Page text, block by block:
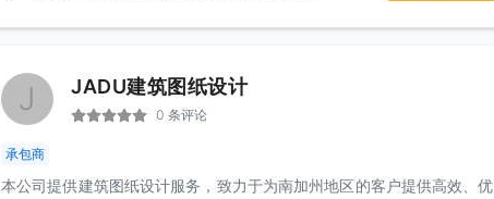
J JADU建筑图纸设计
0 条评论
承包商
本公司提供建筑图纸设计服务，致力于为南加州地区的客户提供高效、优